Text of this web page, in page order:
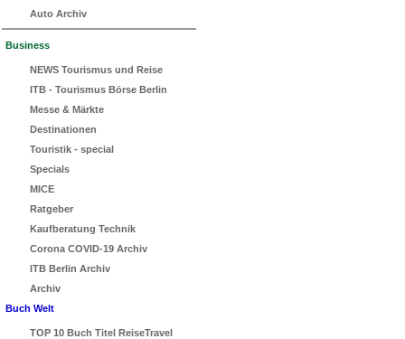
Auto Archiv
Business
NEWS Tourismus und Reise
ITB - Tourismus Börse Berlin
Messe & Märkte
Destinationen
Touristik - special
Specials
MICE
Ratgeber
Kaufberatung Technik
Corona COVID-19 Archiv
ITB Berlin Archiv
Archiv
Buch Welt
TOP 10 Buch Titel ReiseTravel